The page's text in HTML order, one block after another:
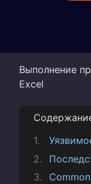
Выполнение
Excel